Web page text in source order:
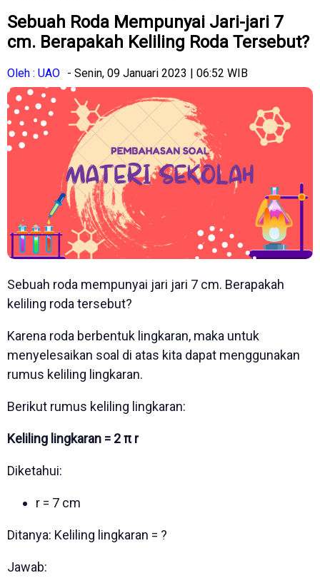
Sebuah Roda Mempunyai Jari-jari 7
cm. Berapakah Keliling Roda Tersebut?
Oleh : UAO - Senin, 09 Januari 2023 | 06:52 WIB
Sebuah roda mempunyai jari jari 7 cm. Berapakah
keliling roda tersebut?
Karena roda berbentuk lingkaran, maka untuk
menyelesaikan soal di atas kita dapat menggunakan
rumus keliling lingkaran.
Berikut rumus keliling lingkaran:
Keliling lingkaran = 2 π r
Diketahui:
r = 7 cm
Ditanya: Keliling lingkaran = ?
Jawab: